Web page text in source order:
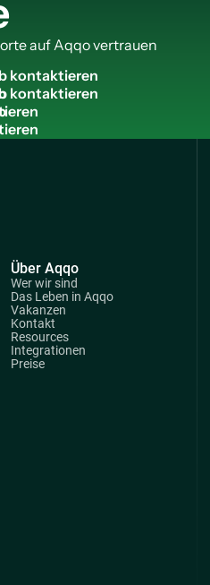
auf Aqqo vertrauen
bkontaktieren
Über Aqqo
Wer wir sind
Das Leben in Aqqo
Vakanzen
Kontakt
Resources
Integrationen
Preise